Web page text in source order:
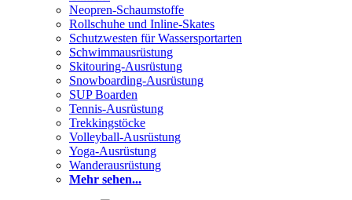
Neopren-Schaumstoffe
Rollschuhe und Inline-Skates
Schutzwesten für Wassersportarten
Schwimmausrüstung
Skitouring-Ausrüstung
Snowboarding-Ausrüstung
SUP Boarden
Tennis-Ausrüstung
Trekkingstöcke
Volleyball-Ausrüstung
Yoga-Ausrüstung
Wanderausrüstung
Mehr sehen...